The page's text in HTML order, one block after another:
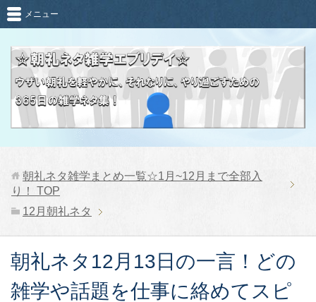
メニュー
朝礼ネタ雑学まとめ一覧☆1月~12月まで全部入
り！
TOP
12月朝礼ネタ
朝礼ネタ12月13日の一言！どの
雑学や話題を仕事に絡めてスピ